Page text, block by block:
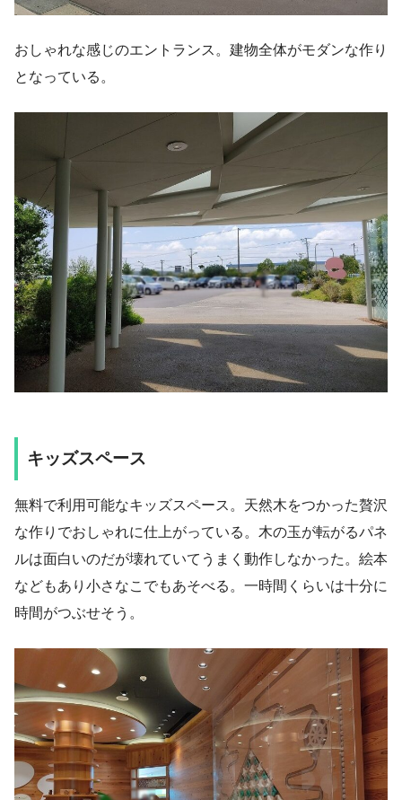
おしゃれな感じのエントランス。建物全体がモダンな作り
となっている。
キッズスペース
無料で利用可能なキッズスペース。天然木をつかった贅沢
な作りでおしゃれに仕上がっている。木の玉が転がるパネ
ルは面白いのだが壊れていてうまく動作しなかった。絵本
などもあり小さなこでもあそべる。一時間くらいは十分に
時間がつぶせそう。